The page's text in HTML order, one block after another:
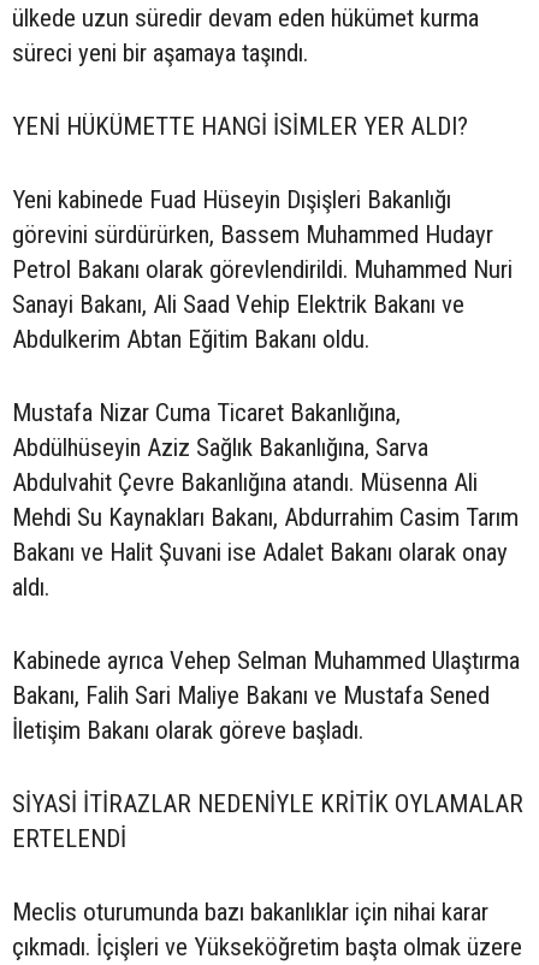
ülkede uzun süredir devam eden hükümet kurma
süreci yeni bir aşamaya taşındı.
YENİ HÜKÜMETTE HANGİ İSİMLER YER ALDI?
Yeni kabinede Fuad Hüseyin Dışişleri Bakanlığı
görevini sürdürürken, Bassem Muhammed Hudayr
Petrol Bakanı olarak görevlendirildi. Muhammed Nuri
Sanayi Bakanı, Ali Saad Vehip Elektrik Bakanı ve
Abdulkerim Abtan Eğitim Bakanı oldu.
Mustafa Nizar Cuma Ticaret Bakanlığına,
Abdülhüseyin Aziz Sağlık Bakanlığına, Sarva
Abdulvahit Çevre Bakanlığına atandı. Müsenna Ali
Mehdi Su Kaynakları Bakanı, Abdurrahim Casim Tarım
Bakanı ve Halit Şuvani ise Adalet Bakanı olarak onay
aldı.
Kabinede ayrıca Vehep Selman Muhammed Ulaştırma
Bakanı, Falih Sari Maliye Bakanı ve Mustafa Sened
İletişim Bakanı olarak göreve başladı.
SİYASİ İTİRAZLAR NEDENİYLE KRİTİK OYLAMALAR
ERTELENDİ
Meclis oturumunda bazı bakanlıklar için nihai karar
çıkmadı. İçişleri ve Yükseköğretim başta olmak üzere